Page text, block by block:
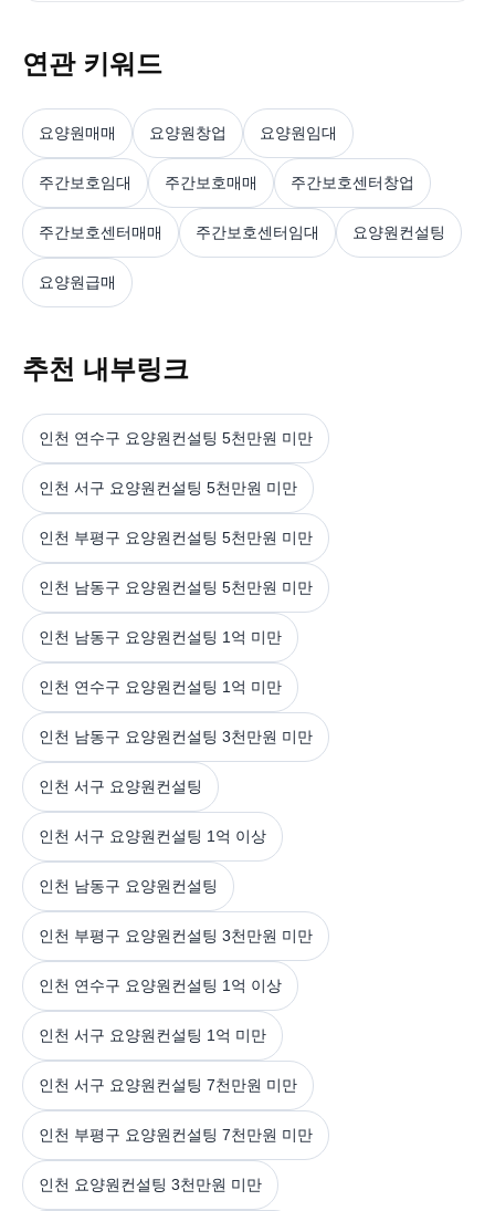
연관 키워드
요양원매매 요양원창업 요양원임대
주간보호임대 주간보호매매 주간보호센터창업
주간보호센터매매 주간보호센터임대 요양원컨설팅
요양원급매
추천 내부링크
인천 연수구 요양원컨설팅 5천만원 미만
인천 서구 요양원컨설팅 5천만원 미만
인천 부평구 요양원컨설팅 5천만원 미만
인천 남동구 요양원컨설팅 5천만원 미만
인천 남동구 요양원컨설팅 1억 미만
인천 연수구 요양원컨설팅 1억 미만
인천 남동구 요양원컨설팅 3천만원 미만
인천 서구 요양원컨설팅
인천 서구 요양원컨설팅 1억 이상
인천 남동구 요양원컨설팅
인천 부평구 요양원컨설팅 3천만원 미만
인천 연수구 요양원컨설팅 1억 이상
인천 서구 요양원컨설팅 1억 미만
인천 서구 요양원컨설팅 7천만원 미만
인천 부평구 요양원컨설팅 7천만원 미만
인천 요양원컨설팅 3천만원 미만